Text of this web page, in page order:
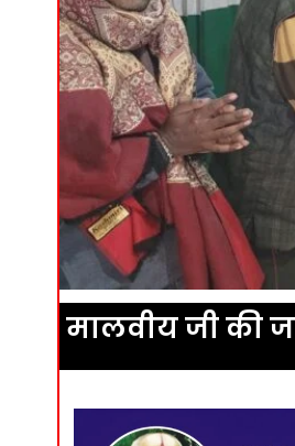
मालवीय जी की